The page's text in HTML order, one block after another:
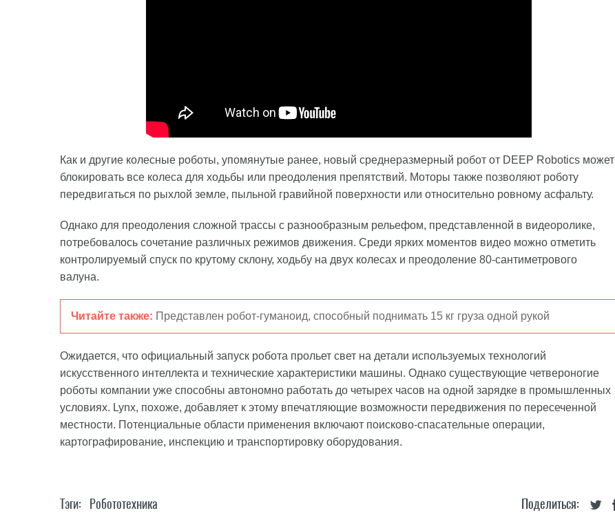
Как и другие колесные роботы, упомянутые ранее, новый среднеразмерный робот от DEEP Robotics может
блокировать все колеса для ходьбы или преодоления препятствий. Моторы также позволяют роботу
передвигаться по рыхлой земле, пыльной гравийной поверхности или относительно ровному асфальту.
Однако для преодоления сложной трассы с разнообразным рельефом, представленной в видеоролике,
потребовалось сочетание различных режимов движения. Среди ярких моментов видео можно отметить
контролируемый спуск по крутому склону, ходьбу на двух колесах и преодоление 80-сантиметрового
валуна.
Читайте также: Представлен робот-гуманоид, способный поднимать 15 кг груза одной рукой
Ожидается, что официальный запуск робота прольет свет на детали используемых технологий
искусственного интеллекта и технические характеристики машины. Однако существующие четвероногие
роботы компании уже способны автономно работать до четырех часов на одной зарядке в промышленных
условиях. Lynx, похоже, добавляет к этому впечатляющие возможности передвижения по пересеченной
местности. Потенциальные области применения включают поисково-спасательные операции,
картографирование, инспекцию и транспортировку оборудования.
Поделиться:
Тэги: Робототехника